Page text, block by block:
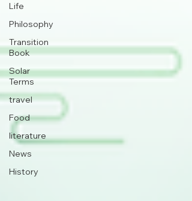
Life
Philosophy
Transition
Book
Solar
Terms
travel
Food
literature
News
History